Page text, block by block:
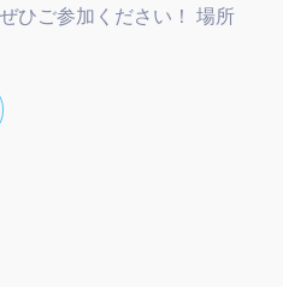
ひご参加ください！ 場所